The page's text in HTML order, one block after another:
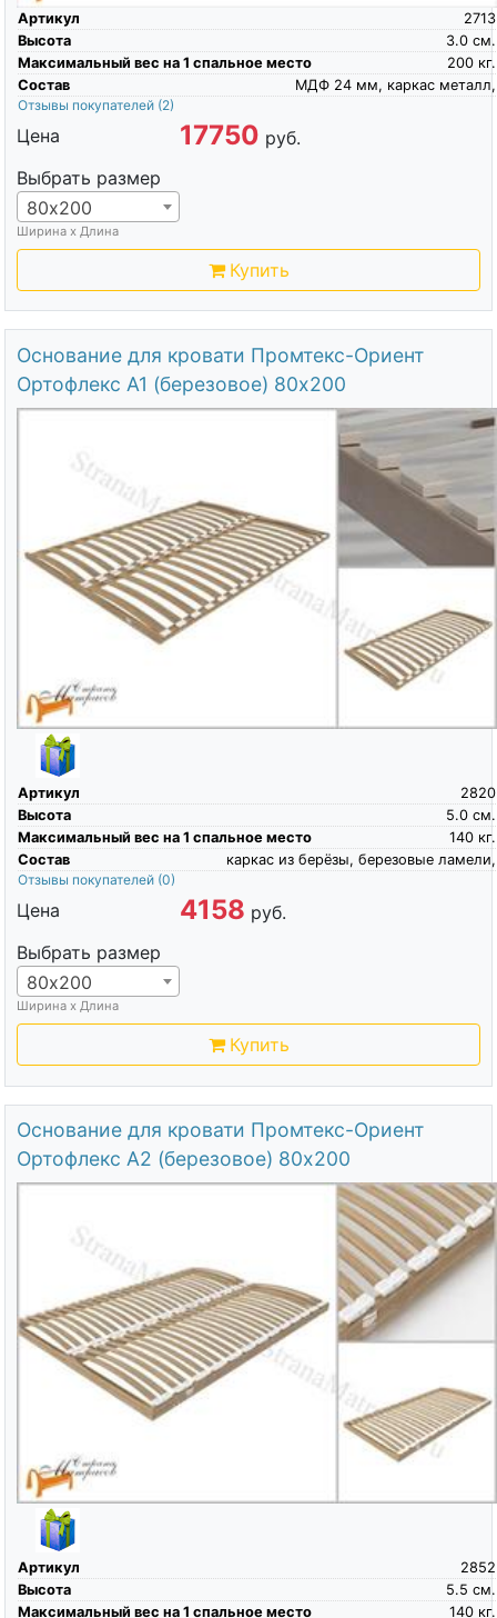
Артикул
2713
Высота
см.
3.0
Максимальный вес на 1 спальное место
кг.
200
Состав
МДФ 24 мм, каркас металл,
Отзывы покупателей (2)
Цена 17750 руб.
Выбрать размер
80х200
Ширина х Длина
Купить
Основание для кровати Промтекс-Ориент
Ортофлекс А1 (березовое) 80х200
Артикул
2820
Высота
см.
5.0
Максимальный вес на 1 спальное место
кг.
140
Состав
каркас из берёзы, березовые ламели,
Отзывы покупателей (0)
Цена 4158 руб.
Выбрать размер
80х200
Ширина х Длина
Купить
Основание для кровати Промтекс-Ориент
Ортофлекс А2 (березовое) 80х200
Артикул
2852
Высота
см.
5.5
Максимальный вес на 1 спальное место
кг.
140